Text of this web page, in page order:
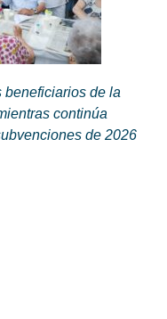
beneficiarios de la
continúa
de 2026